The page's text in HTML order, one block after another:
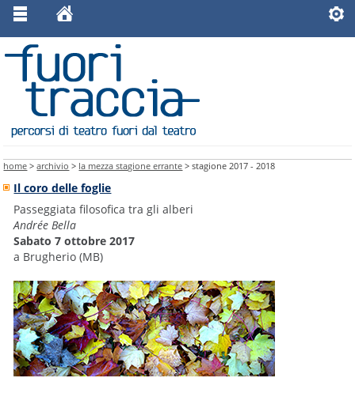
home >archivio > la mezza stagione errante > stagione 2017 - 2018
Il coro delle foglie
Passeggiata filosofica tra gli alberi
Andrée Bella
Sabato 7 ottobre 2017
a Brugherio (MB)